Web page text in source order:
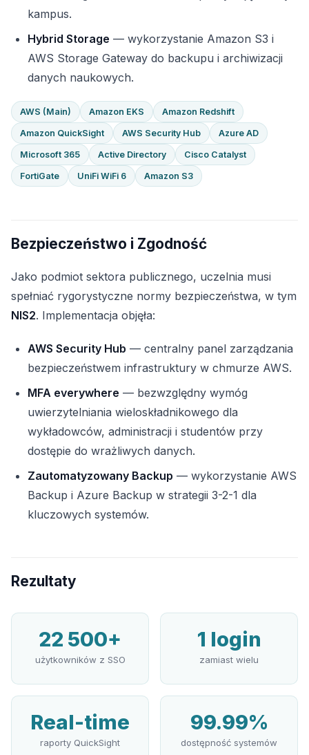
kampus.
Hybrid Storage — wykorzystanie Amazon S3 i
AWS Storage Gateway do backupu i archiwizacji
danych naukowych.
AWS (Main) Amazon EKS Amazon Redshift
Amazon QuickSight AWS Security Hub Azure AD
Microsoft 365 Active Directory Cisco Catalyst
FortiGate UniFi WiFi 6 Amazon S3
Bezpieczeństwo i Zgodność
Jako podmiot sektora publicznego, uczelnia musi
spełniać rygorystyczne normy bezpieczeństwa, w tym
NIS2. Implementacja objęła:
AWS Security Hub — centralny panel zarządzania
bezpieczeństwem infrastruktury w chmurze AWS.
MFA everywhere — bezwzględny wymóg
uwierzytelniania wieloskładnikowego dla
wykładowców, administracji i studentów przy
dostępie do wrażliwych danych.
Zautomatyzowany Backup — wykorzystanie AWS
Backup i Azure Backup w strategii 3-2-1 dla
kluczowych systemów.
Rezultaty
22 500+
użytkowników z SSO
1 login
zamiast wielu
Real-time
raporty QuickSight
99.99%
dostępność systemów